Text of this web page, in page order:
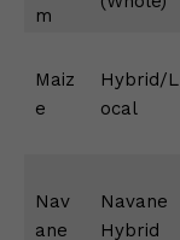
m
Maiz
e
Hybrid/L
ocal
Nav
ane
Navane
Hybrid